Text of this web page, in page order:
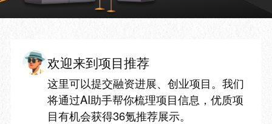
欢迎来到项目推荐
这里可以提交融资进展、创业项目。我们
将通过AI助手帮你梳理项目信息，优质项
目有机会获得36氪推荐展示。